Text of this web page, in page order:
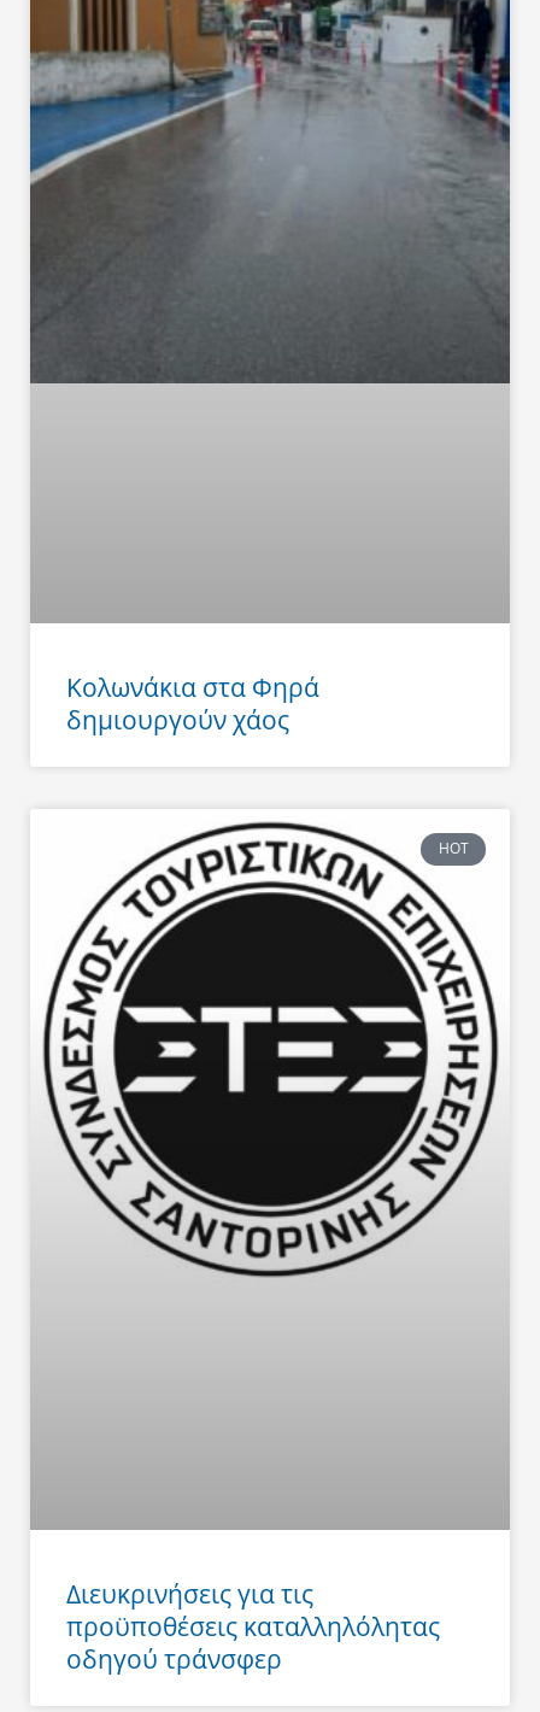
Κολωνάκια στα Φηρά
δημιουργούν χάος
HOT
Διευκρινήσεις για τις
προϋποθέσεις καταλληλόλητας
οδηγού τράνσφερ